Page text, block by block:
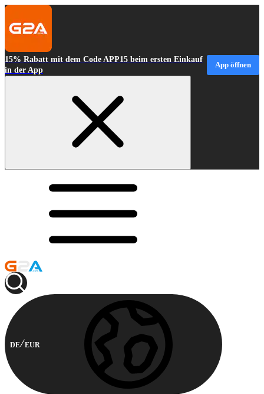
15% Rabatt mit dem Code APP15 beim ersten Einkauf
in der App
App öffnen
DE EUR